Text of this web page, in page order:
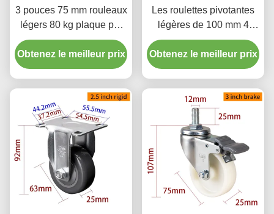
3 pouces 75 mm rouleaux
légers 80 kg plaque par
rigide pivotant / type de
frein
Obtenez le meilleur prix
Les roulettes pivotantes
légères de 100 mm 4
pouces avec frein
Obtenez le meilleur prix